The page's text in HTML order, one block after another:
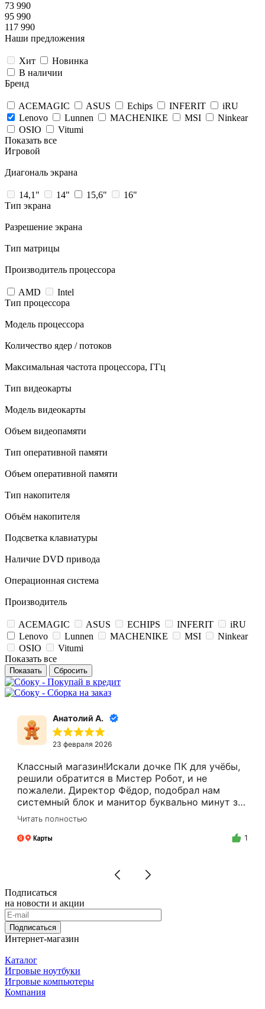
73 990
95 990
117 990
Наши предложения
Хит
Новинка
В наличии
Бренд
ACEMAGIC ASUS Echips INFERIT
iRU
Lenovo
Lunnen MACHENIKE MSI
Ninkear
OSIO
Vitumi
Показать все
Игровой
Диагональ экрана
14,1" 14" 15,6"
16"
Тип экрана
Разрешение экрана
Тип матрицы
Производитель процессора
AMD
Intel
Тип процессора
Модель процессора
Количество ядер / потоков
Максимальная частота процессора, ГГц
Тип видеокарты
Модель видеокарты
Объем видеопамяти
Тип оперативной памяти
Объем оперативной памяти
Тип накопителя
Объём накопителя
Подсветка клавиатуры
Наличие DVD привода
Операционная система
Производитель
ACEMAGIC ASUS ECHIPS INFERIT
iRU
Lenovo
Lunnen MACHENIKE MSI
Ninkear
OSIO
Vitumi
Показать все
Сбросить
Анатолий А.
23 февраля 2026
Классный магазин!Искали дочке ПК для учёбы,
решили обратится в Мистер Робот, и не
пожалели. Директор Фёдор, подобрал нам
системный блок и манитор буквально минут за
15.Цены адекватные, за расчёт налом скидку
делают.Спасибо Вам Фёдор, и успехов Вам в
бизнесе!
Читать полностью
1
Подписаться
на новости и акции
Подписаться
Интернет-магазин
Каталог
Игровые ноутбуки
Игровые компьютеры
Компания